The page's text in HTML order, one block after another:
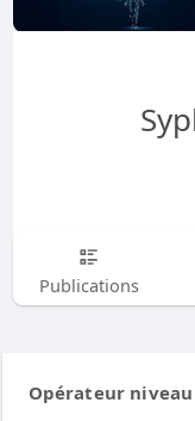
Publications
Opérateur niveau